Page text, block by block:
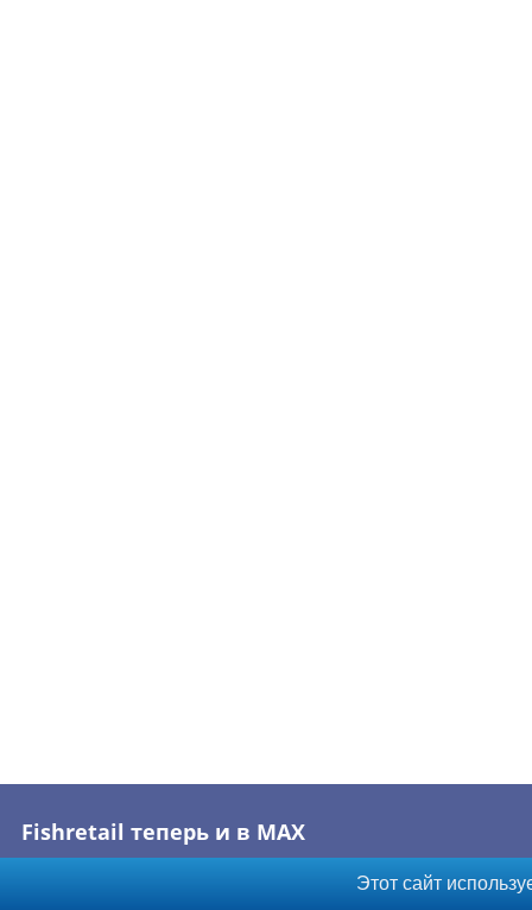
Fishretail теперь и в MAX
Этот сайт